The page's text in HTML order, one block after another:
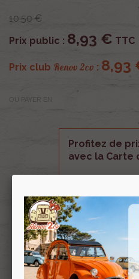
10,50 €
Prix public : 8,93 € TTC
Prix club Renov 2cv : 8,93
OU PAYER EN
Profitez de
avec la Carte
au
Vis raccordement
M7.
Peu s'utiliser en cas de